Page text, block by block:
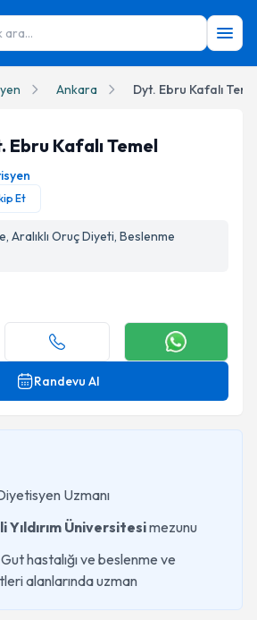
ara...
Ankara Dyt. Ebru Kafalı
Ebru Kafalı Temel
Et
Aralıklı Oruç Diyeti, Beslenme
Randevu Al
Uzmanı
Yıldırım Üniversitesimezunu
hastalığı ve beslenme ve
alanlarında uzman